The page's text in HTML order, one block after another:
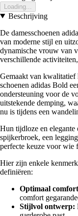
Loading...
Beschrijving
De damesschoenen
van moderne stijl en
dynamische vrouw van
verschillende
Gemaakt van kwalitatief
schoenen adidas Bold
ondersteuning voor de
uitstekende demping,
nu is tijdens een
Hun tijdloze en
spijkerbroek, een
perfecte keuze voor wie
Hier zijn enkele
definiëren:
Optimaal
comfort
Stijlvol ontwerp: